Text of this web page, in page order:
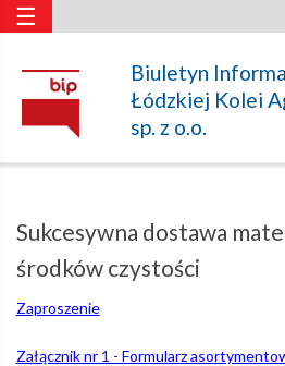
Sukcesywna
dostawa
biurowych
Biuletyn
Łódzkiej Kolei
sp. z o.o.
☰
Sukcesywna dostawa
środków czystości
Zaproszenie
Załącznik nr 1 - Formularz